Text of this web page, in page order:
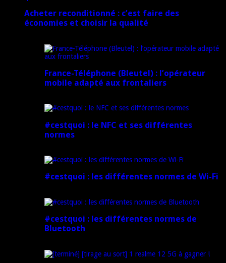
Acheter reconditionné : c’est faire des
économies et choisir la qualité
France-Téléphone (Bleutel) : l’opérateur
mobile adapté aux frontaliers
#cestquoi : le NFC et ses différentes
normes
#cestquoi : les différentes normes de Wi-Fi
#cestquoi : les différentes normes de
Bluetooth